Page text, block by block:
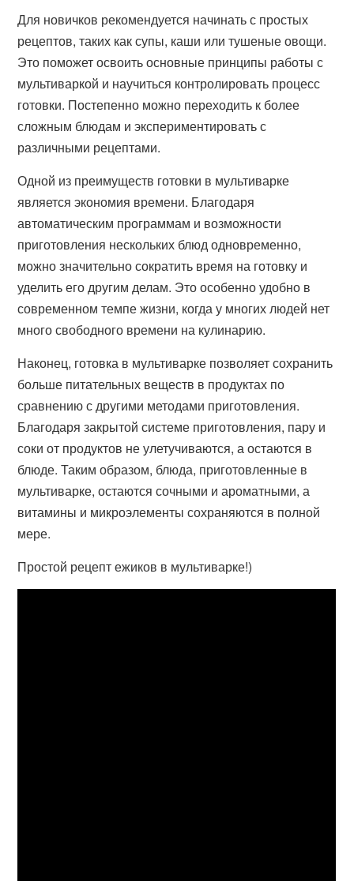
Для новичков рекомендуется начинать с простых
рецептов, таких как супы, каши или тушеные овощи.
Это поможет освоить основные принципы работы с
мультиваркой и научиться контролировать процесс
готовки. Постепенно можно переходить к более
сложным блюдам и экспериментировать с
различными рецептами.
Одной из преимуществ готовки в мультиварке
является экономия времени. Благодаря
автоматическим программам и возможности
приготовления нескольких блюд одновременно,
можно значительно сократить время на готовку и
уделить его другим делам. Это особенно удобно в
современном темпе жизни, когда у многих людей нет
много свободного времени на кулинарию.
Наконец, готовка в мультиварке позволяет сохранить
больше питательных веществ в продуктах по
сравнению с другими методами приготовления.
Благодаря закрытой системе приготовления, пару и
соки от продуктов не улетучиваются, а остаются в
блюде. Таким образом, блюда, приготовленные в
мультиварке, остаются сочными и ароматными, а
витамины и микроэлементы сохраняются в полной
мере.
Простой рецепт ежиков в мультиварке!)